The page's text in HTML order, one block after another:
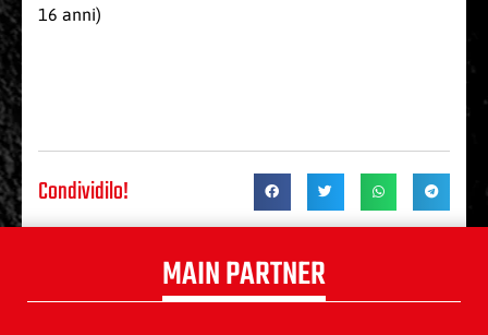
16 anni)
Condividilo!
MAIN PARTNER